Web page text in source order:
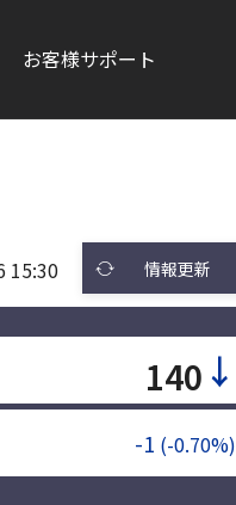
お客様サポート
15:30 情報更新
140 ↓
-1 (-0.70%)